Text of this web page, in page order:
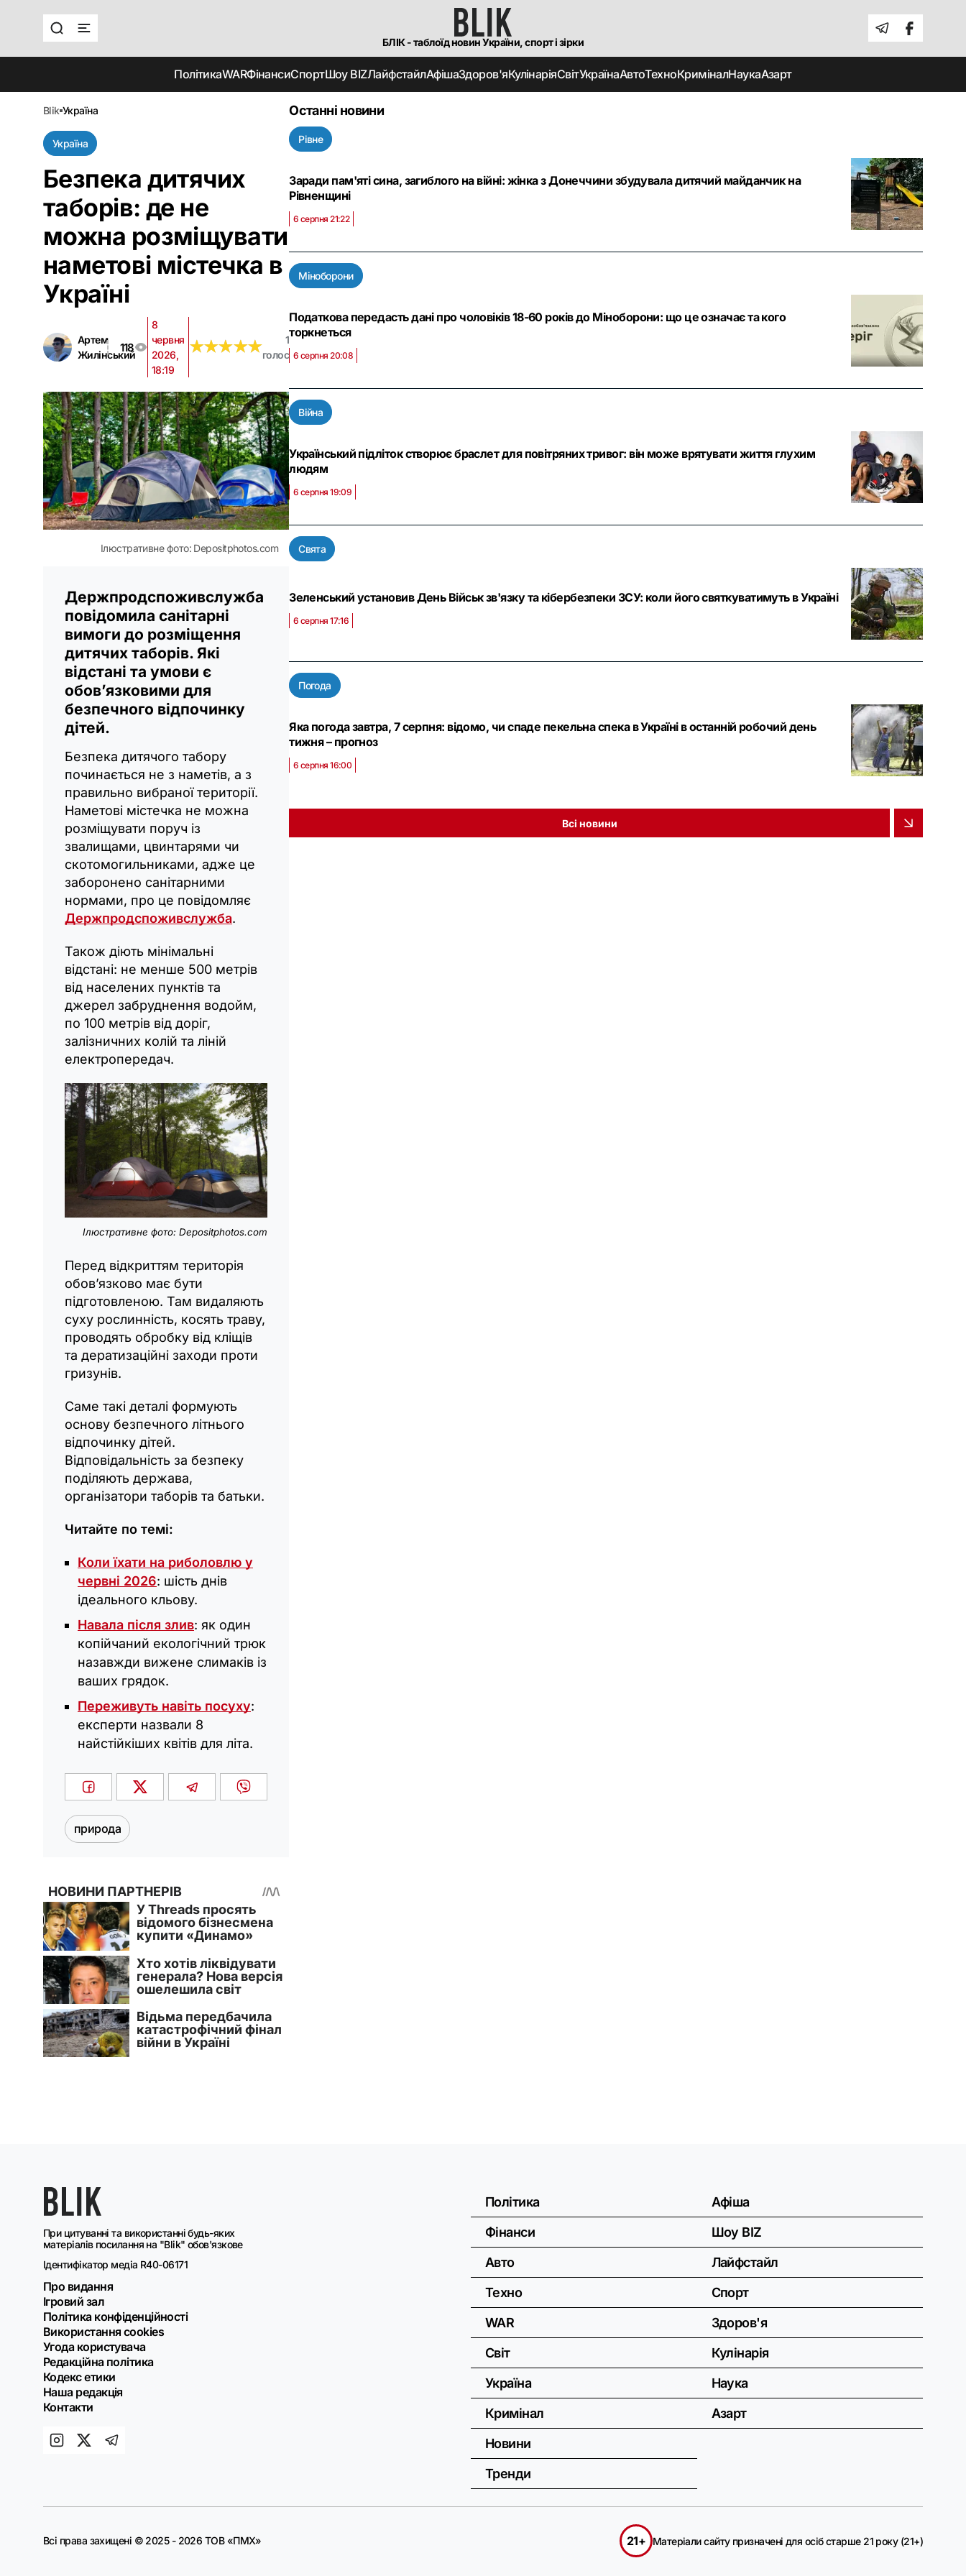
БЛІК - таблоїд новин України, спорт і зірки
ПолітикаWARФінансиСпортШоу BIZЛайфстайлАфішаЗдоров'яКулінаріяСвітУкраїнаАвтоТехноКриміналНаукаАзарт
blik україна
Україна
Безпека дитячих
таборів: де не
можна розміщувати
наметові містечка в
Україні
Артем
Жилінський
118
8
червня
2026,
18:19
★★★★★
★★★★★
1
голос
Ілюстративне фото: Dеpositphotos.com
Держпродспоживслужба
повідомила санітарні
вимоги до розміщення
дитячих таборів. Які
відстані та умови є
обов’язковими для
безпечного відпочинку
дітей.
Безпека дитячого табору
починається не з наметів, а з
правильно вибраної території.
Наметові містечка не можна
розміщувати поруч із
звалищами, цвинтарями чи
скотомогильниками, адже це
заборонено санітарними
нормами, про це повідомляє
Держпродспоживслужба.
Також діють мінімальні
відстані: не менше 500 метрів
від населених пунктів та
джерел забруднення водойм,
по 100 метрів від доріг,
залізничних колій та ліній
електропередач.
Ілюстративне фото: Dеpositphotos.com
Перед відкриттям територія
обов’язково має бути
підготовленою. Там видаляють
суху рослинність, косять траву,
проводять обробку від кліщів
та дератизаційні заходи проти
гризунів.
Саме такі деталі формують
основу безпечного літнього
відпочинку дітей.
Відповідальність за безпеку
поділяють держава,
організатори таборів та батьки.
Читайте по темі:
Коли їхати на риболовлю у
червні 2026: шість днів
ідеального кльову.
Навала після злив: як один
копійчаний екологічний трюк
назавжди вижене слимаків із
ваших грядок.
Переживуть навіть посуху:
експерти назвали 8
найстійкіших квітів для літа.
природа
Останні новини
Рівне
Заради пам'яті сина, загиблого на війні: жінка з Донеччини збудувала дитячий майданчик на
Рівненщині
6 серпня 21:22
Міноборони
Податкова передасть дані про чоловіків 18-60 років до Міноборони: що це означає та кого
торкнеться
6 серпня 20:08
Війна
Український підліток створює браслет для повітряних тривог: він може врятувати життя глухим
людям
6 серпня 19:09
Свята
Зеленський установив День Військ зв'язку та кібербезпеки ЗСУ: коли його святкуватимуть в Україні
6 серпня 17:16
Погода
Яка погода завтра, 7 серпня: відомо, чи спаде пекельна спека в Україні в останній робочий день
тижня – прогноз
6 серпня 16:00
Всі новини
При цитуванні та використанні будь-яких
матеріалів посилання на "Blik" обов'язкове
Ідентифікатор медіа R40-06171
Про видання
Ігровий зал
Політика конфіденційності
Використання cookies
Угода користувача
Редакційна політика
Кодекс етики
Наша редакція
Контакти
Політика
Фінанси
Авто
Техно
WAR
Світ
Україна
Кримінал
Новини
Тренди
Афіша
Шоу BIZ
Лайфстайл
Спорт
Здоров'я
Кулінарія
Наука
Азарт
Всі права захищені © 2025 - 2026 ТОВ «ПМХ» 21+ Матеріали сайту призначені для осіб старше 21 року (21+)